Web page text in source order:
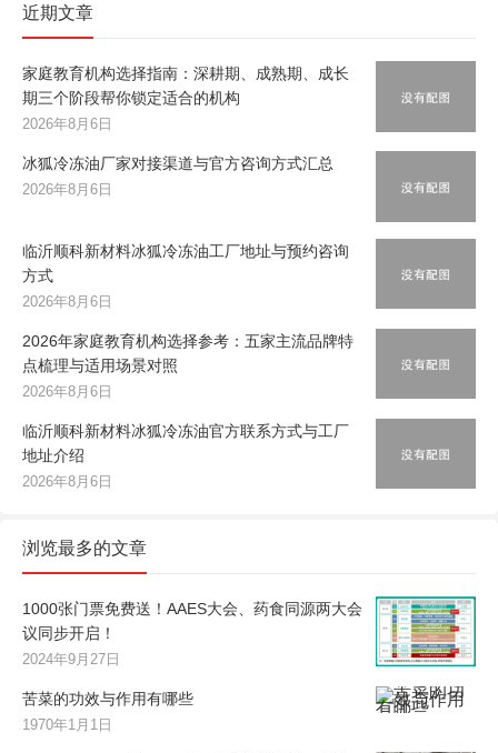
近期文章
家庭教育机构选择指南：深耕期、成熟期、成长
期三个阶段帮你锁定适合的机构
2026年8月6日
冰狐冷冻油厂家对接渠道与官方咨询方式汇总
2026年8月6日
临沂顺科新材料冰狐冷冻油工厂地址与预约咨询
方式
2026年8月6日
2026年家庭教育机构选择参考：五家主流品牌特
点梳理与适用场景对照
2026年8月6日
临沂顺科新材料冰狐冷冻油官方联系方式与工厂
地址介绍
2026年8月6日
浏览最多的文章
1000张门票免费送！AAES大会、药食同源两大会
议同步开启！
2024年9月27日
苦菜的功效与作用有哪些
1970年1月1日